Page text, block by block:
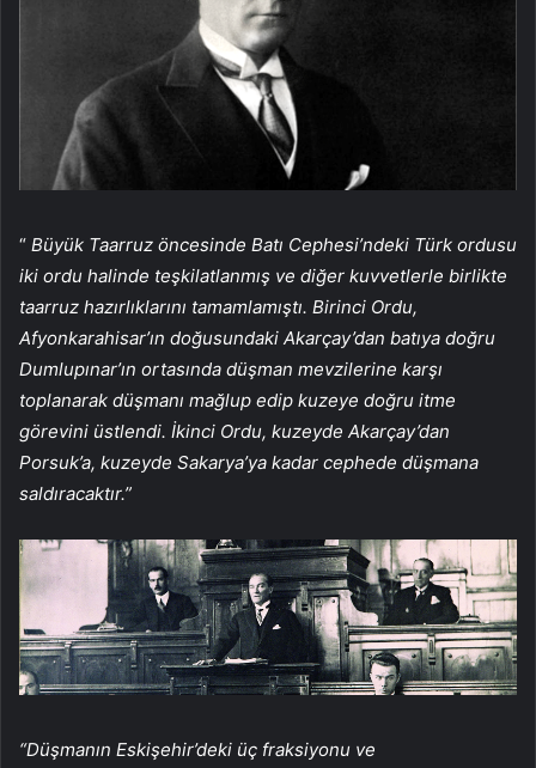
“ Büyük Taarruz öncesinde Batı Cephesi’ndeki Türk ordusu
iki ordu halinde teşkilatlanmış ve diğer kuvvetlerle birlikte
taarruz hazırlıklarını tamamlamıştı. Birinci Ordu,
Afyonkarahisar’ın doğusundaki Akarçay’dan batıya doğru
Dumlupınar’ın ortasında düşman mevzilerine karşı
toplanarak düşmanı mağlup edip kuzeye doğru itme
görevini üstlendi. İkinci Ordu, kuzeyde Akarçay’dan
Porsuk’a, kuzeyde Sakarya’ya kadar cephede düşmana
saldıracaktır.”
“Düşmanın Eskişehir’deki üç fraksiyonu ve